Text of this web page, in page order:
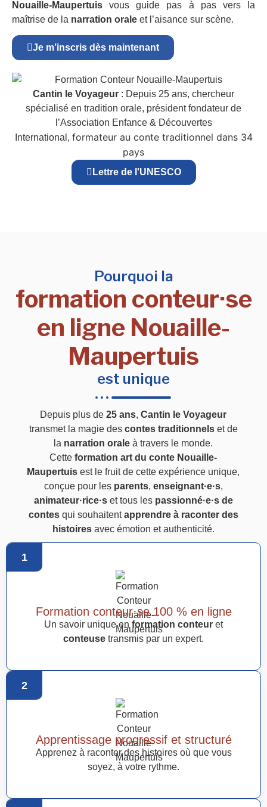
Nouaille-Maupertuis vous guide pas à pas vers la
maîtrise de la narration orale et l’aisance sur scène.
Je m’inscris dès maintenant
Cantin le Voyageur : Depuis 25 ans, chercheur
spécialisé en tradition orale, président fondateur de
l’Association Enfance & Découvertes
International, formateur au conte traditionnel dans 34
pays
Lettre de l'UNESCO
Pourquoi la
formation conteur·se
en ligne Nouaille-
Maupertuis
est unique
Depuis plus de25 ans,Cantin le Voyageur
transmet la magie des contes traditionnelset de
la narration orale à travers le monde.
Cetteformation art du conte Nouaille-
Maupertuis est le fruit de cette expérience unique,
conçue pour les parents, enseignant·e·s,
animateur·rice·set tous les passionné·e·s de
contesqui souhaitentapprendre à raconter des
histoiresavec émotion et authenticité.
1
Formation conteur·se 100 % en ligne
Un savoir unique en formation conteur et
conteuse transmis par un expert.
2
Apprentissage progressif et structuré
Apprenez à raconter des histoires où que vous
soyez, à votre rythme.